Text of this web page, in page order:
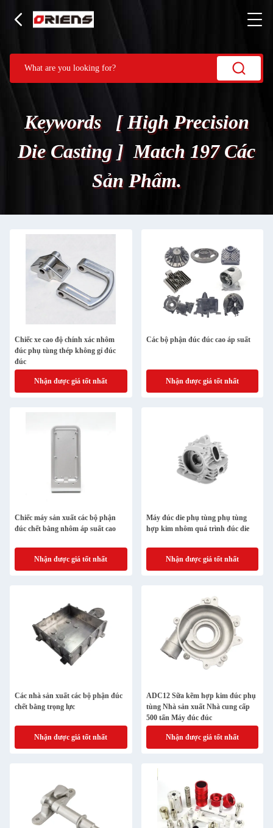
Keywords [ High Precision
Die Casting ] Match 197 Các
Sản Phẩm.
Chiếc xe cao độ chính xác nhôm
đúc phụ tùng thép không gỉ đúc
đúc
Nhận được giá tốt nhất
Các bộ phận đúc đúc cao áp suất
Nhận được giá tốt nhất
Chiếc máy sản xuất các bộ phận
đúc chết bằng nhôm áp suất cao
Nhận được giá tốt nhất
Máy đúc die phụ tùng phụ tùng
hợp kim nhôm quá trình đúc die
Nhận được giá tốt nhất
Các nhà sản xuất các bộ phận đúc
chết bằng trọng lực
Nhận được giá tốt nhất
ADC12 Sữa kẽm hợp kim đúc phụ
tùng Nhà sản xuất Nhà cung cấp
500 tấn Máy đúc đúc
Nhận được giá tốt nhất